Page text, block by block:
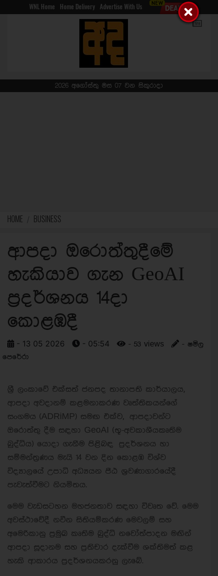
WNL Home Home Delivery Advertise With Us
2026 අගෝස්තු මස 07 වන සිකුරාදා
HOME BUSINESS
ආපදා ඔරොත්තුදීමේ
හැකියාව ගැන GeoAI
ප්‍රදර්ශනය 14දා
කොළඹදී
- 13 05 2026 - 05:54 - 53 views
- ෂමිල
පෙරේරා
ශ්‍රී ලංකාවේ එක්සත් ජනපද තානාපති කාර්යාලය,
ආපදා අවදානම් කළමනාකරණ වෘත්තිකයන්ගේ
සංගමය (ADRiMP) සමඟ එක්ව, ආපදාවන්ට
ඔරොත්තු දීම සඳහා GeoAI (භූ-අවකාශීයකෘතිම
බුද්ධිය) යොදා ගැනීම පිළිබඳ ප්‍රදර්ශනය හා
සම්මන්ත්‍රණය මැයි 14 වන දින කොළඹ විශ්ව
විද්‍යාලයේ උපාධි අධ්‍යයන පීඨ ශ්‍රවණාගාරයේදී
පැවැත්වීමට නියමිතය.
මෙම වැඩසටහන මහජනතාව සඳහා විවෘත වේ. මෙම
අවස්ථාවේදී නවීන සිතියම්කරණ මෙවලම් සහ
අමෙරිකානු ප්‍රමුඛ කෘතිම බුද්ධි නවෝත්පාදන මඟින්
ආපදා සූදානම සහ ප්‍රතිචාර දැක්වීම ශක්තිමත් කළ
හැකි ආකාරය ප්‍රදර්ශනයකරනු ලැබේ.